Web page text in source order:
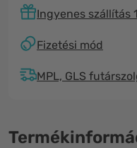
Ingyenes szállítás
Fizetési mód
MPL, GLS